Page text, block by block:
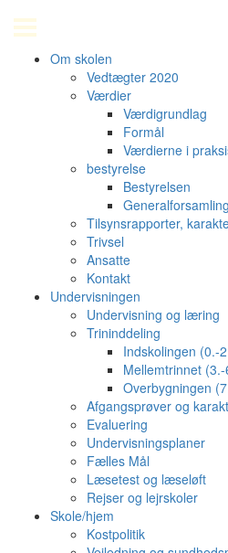
Om skolen
Vedtægter 2020
Værdier
Værdigrundlag
Formål
Værdierne i
bestyrelse
Bestyrelsen
Generalforsamling
Tilsynsrapporter,
Trivsel
Ansatte
Kontakt
Undervisningen
Undervisning og læring
Trininddeling
Indskolingen (0.-
Mellemtrinnet
Overbygningen
Afgangsprøver og
Evaluering
Undervisningsplaner
Fælles Mål
Læsetest og læseløft
Rejser og lejrskoler
Skole/hjem
Kostpolitik